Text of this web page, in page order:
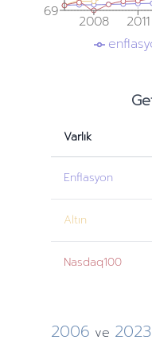
2008 2011
69
Varlık
Enflasyon
Altın
Nasdaq100
2006 ve 2023